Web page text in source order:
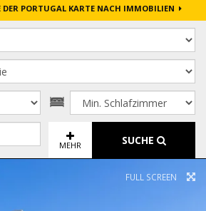
DER PORTUGAL KARTE NACH IMMOBILIEN
MEHR SUCHE
FULL SCREEN